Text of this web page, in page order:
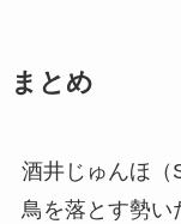
まとめ
酒井じゅんほ（
鳥を落とす勢い